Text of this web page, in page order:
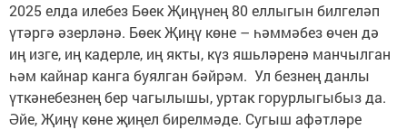
2025 елда илебез Бөек Җиңүнең 80 еллыгын билгеләп
үтәргә әзерләнә. Бөек Җиңү көне – һәммәбез өчен дә
иң изге, иң кадерле, иң якты, күз яшьләренә манчылган
һәм кайнар канга буялган бәйрәм. Ул безнең данлы
үткәнебезнең бер чагылышы, уртак горурлыгыбыз да.
Әйе, Җиңү көне җиңел бирелмәде. Сугыш афәтләре